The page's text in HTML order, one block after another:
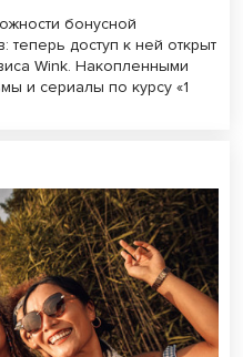
бонусной
теперь доступ к ней открыт
Wink. Накопленными
и сериалы по курсу «1